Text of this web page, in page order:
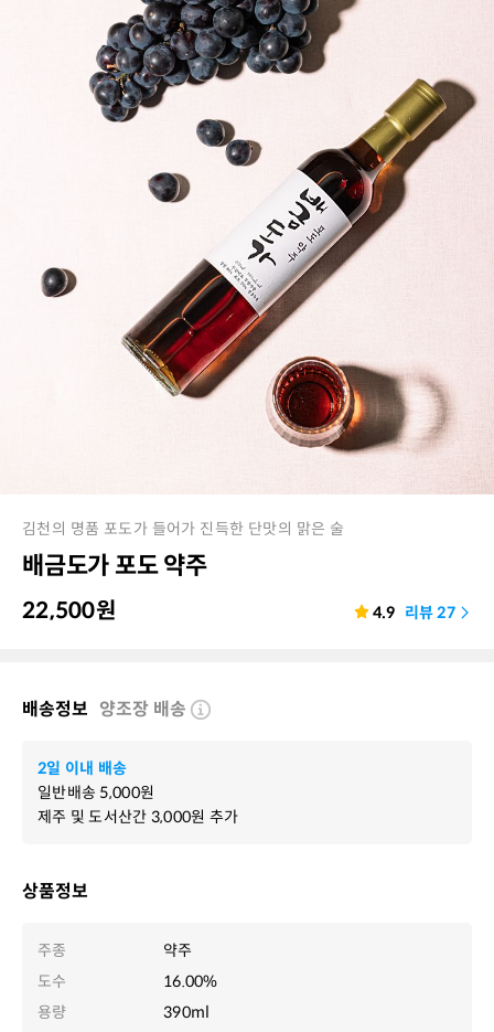
김천의 명품 포도가 들어가 진득한 단맛의 맑은 술
배금도가 포도 약주
22,500원 4.9 리뷰27
상품정보
주종
약주
도수
16.00%
용량
390ml
배송정보 양조장 배송
2일 이내 배송
일반배송 5,000원
제주 및 도서산간 3,000원 추가